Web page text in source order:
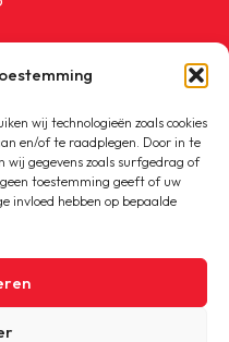
wij technologieën zoals cookies
en/of te raadplegen. Door in te
wij gegevens zoals surfgedrag of
geen toestemming geeft of uw
invloed hebben op bepaalde